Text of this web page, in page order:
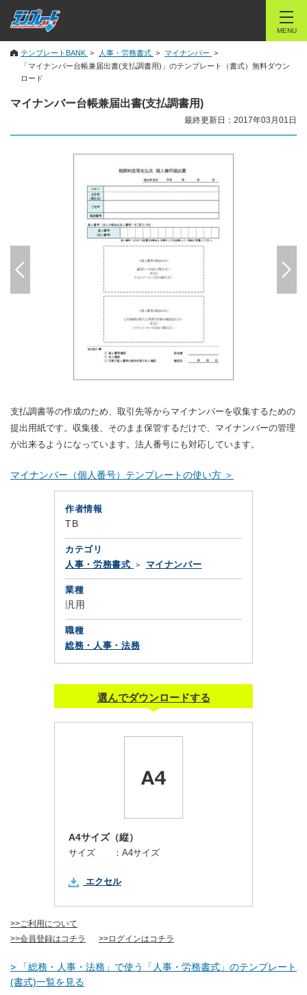
MENU
テンプレートBANK 人事・労務書式
マイナンバー
「マイナンバー台帳兼届出書(支払調書用)」のテンプレート（書式）無料ダウン
ロード
マイナンバー台帳兼届出書(支払調書用)
最終更新日：2017年03月01日
支払調書等の作成のため、取引先等からマイナンバーを収集するための
提出用紙です。収集後、そのまま保管するだけで、マイナンバーの管理
が出来るようになっています。法人番号にも対応しています。
マイナンバー（個人番号）テンプレートの使い方 ＞
作者情報
TB
カテゴリ
人事・労務書式
マイナンバー
業種
汎用
職種
総務・人事・法務
選んでダウンロードする
A4サイズ（縦）
サイズ ： A4サイズ
エクセル
>>ご利用について
>>会員登録はコチラ
>>ログインはコチラ
> 「総務・人事・法務」で使う「人事・労務書式」のテンプレート
(書式)一覧を見る